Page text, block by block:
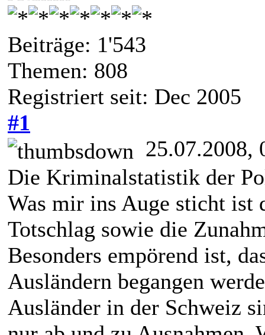
Beiträge: 1'543
Themen: 808
Registriert seit: Dec 2005
#1
25.07.2008,
Die Kriminalstatistik der
Was mir ins Auge sticht ist
Totschlag sowie die
Besonders empörend ist,
Ausländern begangen
Ausländer in der Schweiz